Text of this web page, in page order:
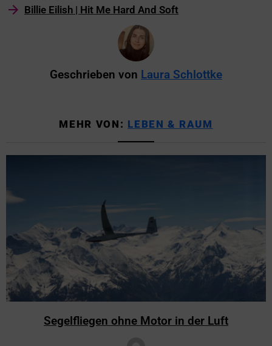
Billie Eilish | Hit Me Hard And Soft
Geschrieben von Laura Schlottke
MEHR VON: LEBEN & RAUM
Segelfliegen ohne Motor in der Luft